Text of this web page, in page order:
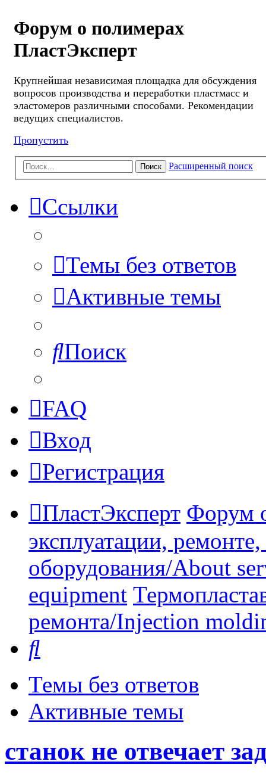
Форум о полимерах
ПластЭксперт
Крупнейшая независимая площадка для обсуждения
вопросов производства и переработки пластмасс и
эластомеров различными способами. Рекомендации
ведущих специалистов.
Пропустить
Поиск Расширенный поиск
Ссылки
Темы без ответов
Активные темы
Поиск
FAQ
Вход
Регистрация
ПластЭксперт Форум
эксплуатации,
оборудования/About
equipment
ремонта/Injection
Темы без ответов
Активные темы
станок не отвечает